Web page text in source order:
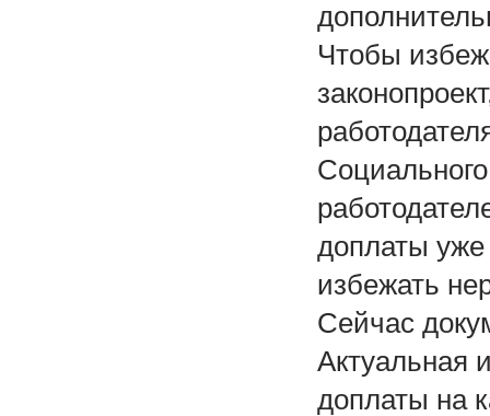
Чтобы
доплаты
избежать
Сейчас
Актуальная
доплаты на